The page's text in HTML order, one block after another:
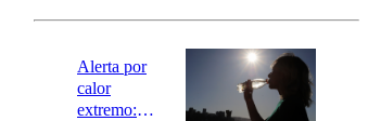
revisa la
epicentro
Alerta por
calor
extremo: